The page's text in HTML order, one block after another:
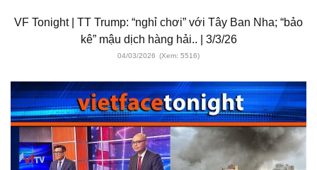
VF Tonight | TT Trump: “nghỉ chơi” với Tây Ban Nha; “bảo
kê” mậu dịch hàng hải.. | 3/3/26
04/03/2026 (Xem: 5516)